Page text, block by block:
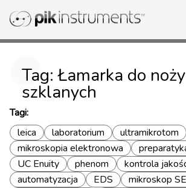
Tag: Łamarka do noży
szklanych
Tagi:
leica
laboratorium
ultramikrotom
mikroskopia elektronowa
UC Enuity
phenom
kontrola
automatyzacja
EDS
mikroskop